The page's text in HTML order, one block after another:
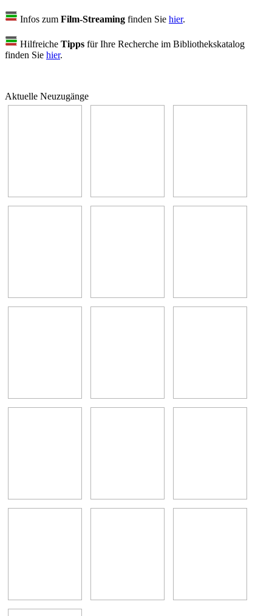
Infos zum Film-Streaming finden Sie hier.
Hilfreiche Tipps für Ihre Recherche im Bibliothekskatalog
finden Sie hier.
Aktuelle Neuzugänge